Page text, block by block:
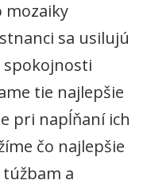
mozaiky
sa usilujú
spokojnosti
tie najlepšie
pri napĺňaní ich
čo najlepšie
a